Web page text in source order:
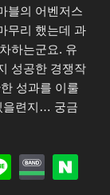
블의 어벤저스
무리 했는데 과
하는군요. 유
성공한 경쟁작
성과를 이룰
을련지… 궁금